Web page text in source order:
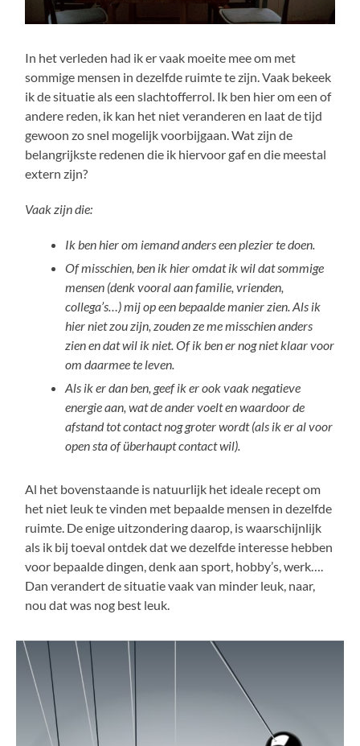
In het verleden had ik er vaak moeite mee om met
sommige mensen in dezelfde ruimte te zijn. Vaak bekeek
ik de situatie als een slachtofferrol. Ik ben hier om een of
andere reden, ik kan het niet veranderen en laat de tijd
gewoon zo snel mogelijk voorbijgaan. Wat zijn de
belangrijkste redenen die ik hiervoor gaf en die meestal
extern zijn?
Vaak zijn die:
Ik ben hier om iemand anders een plezier te doen.
Of misschien, ben ik hier omdat ik wil dat sommige
mensen (denk vooral aan familie, vrienden,
collega’s…) mij op een bepaalde manier zien. Als ik
hier niet zou zijn, zouden ze me misschien anders
zien en dat wil ik niet. Of ik ben er nog niet klaar voor
om daarmee te leven.
Als ik er dan ben, geef ik er ook vaak negatieve
energie aan, wat de ander voelt en waardoor de
afstand tot contact nog groter wordt (als ik er al voor
open sta of überhaupt contact wil).
Al het bovenstaande is natuurlijk het ideale recept om
het niet leuk te vinden met bepaalde mensen in dezelfde
ruimte. De enige uitzondering daarop, is waarschijnlijk
als ik bij toeval ontdek dat we dezelfde interesse hebben
voor bepaalde dingen, denk aan sport, hobby’s, werk….
Dan verandert de situatie vaak van minder leuk, naar,
nou dat was nog best leuk.